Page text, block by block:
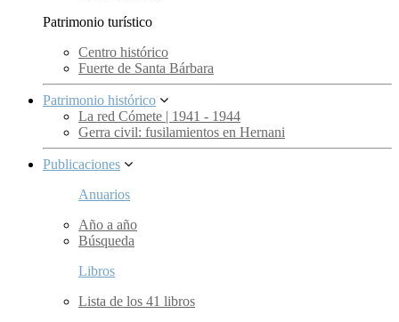
Patrimonio turístico
Centro histórico
Fuerte de Santa Bárbara
Patrimonio histórico
La red Cómete | 1941 - 1944
Gerra civil: fusilamientos en Hernani
Publicaciones
Anuarios
Año a año
Búsqueda
Libros
Lista de los 41 libros